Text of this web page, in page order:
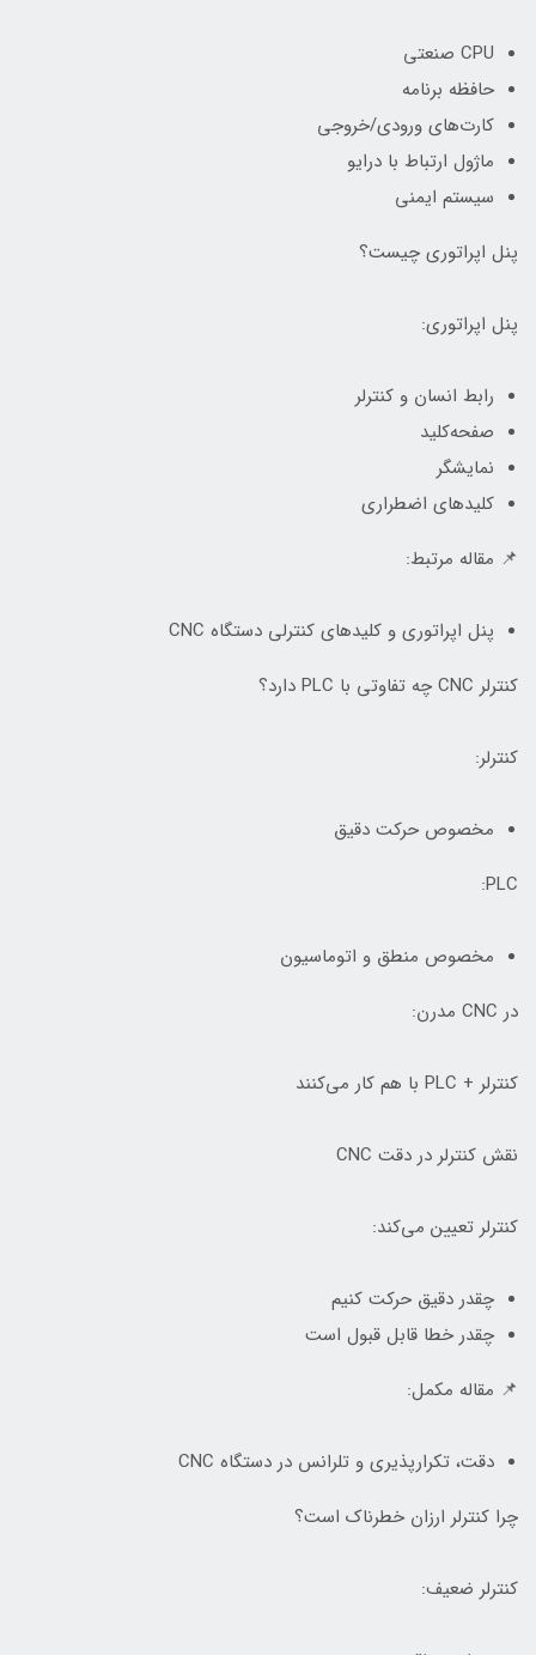
CPU صنعتی
حافظه برنامه
کارت‌های ورودی/خروجی
ماژول ارتباط با درایو
سیستم ایمنی
پنل اپراتوری چیست؟
پنل اپراتوری:
رابط انسان و کنترلر
صفحه‌کلید
نمایشگر
کلیدهای اضطراری
📌 مقاله مرتبط:
پنل اپراتوری و کلیدهای کنترلی دستگاه CNC
کنترلر CNC چه تفاوتی با PLC دارد؟
کنترلر:
مخصوص حرکت دقیق
PLC:
مخصوص منطق و اتوماسیون
در CNC مدرن:
کنترلر + PLC با هم کار می‌کنند
نقش کنترلر در دقت CNC
کنترلر تعیین می‌کند:
چقدر دقیق حرکت کنیم
چقدر خطا قابل قبول است
📌 مقاله مکمل:
دقت، تکرارپذیری و تلرانس در دستگاه CNC
چرا کنترلر ارزان خطرناک است؟
کنترلر ضعیف: